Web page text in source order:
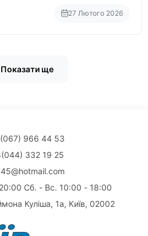
27 Лютого 2026
Показати ще
966 44 53
332 19 25
Сб. - Вс. 10:00 - 18:00
Куліша, 1а, Київ, 02002